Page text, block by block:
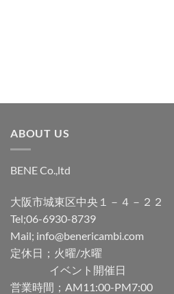
ABOUT US
BENE Co.,ltd
大阪市城東区中央１－４－２２
Tel;06-6930-8739
Mail; info@benericambi.com
定休日；火曜/水曜
イベント開催日
営業時間；AM11:00-PM7:00